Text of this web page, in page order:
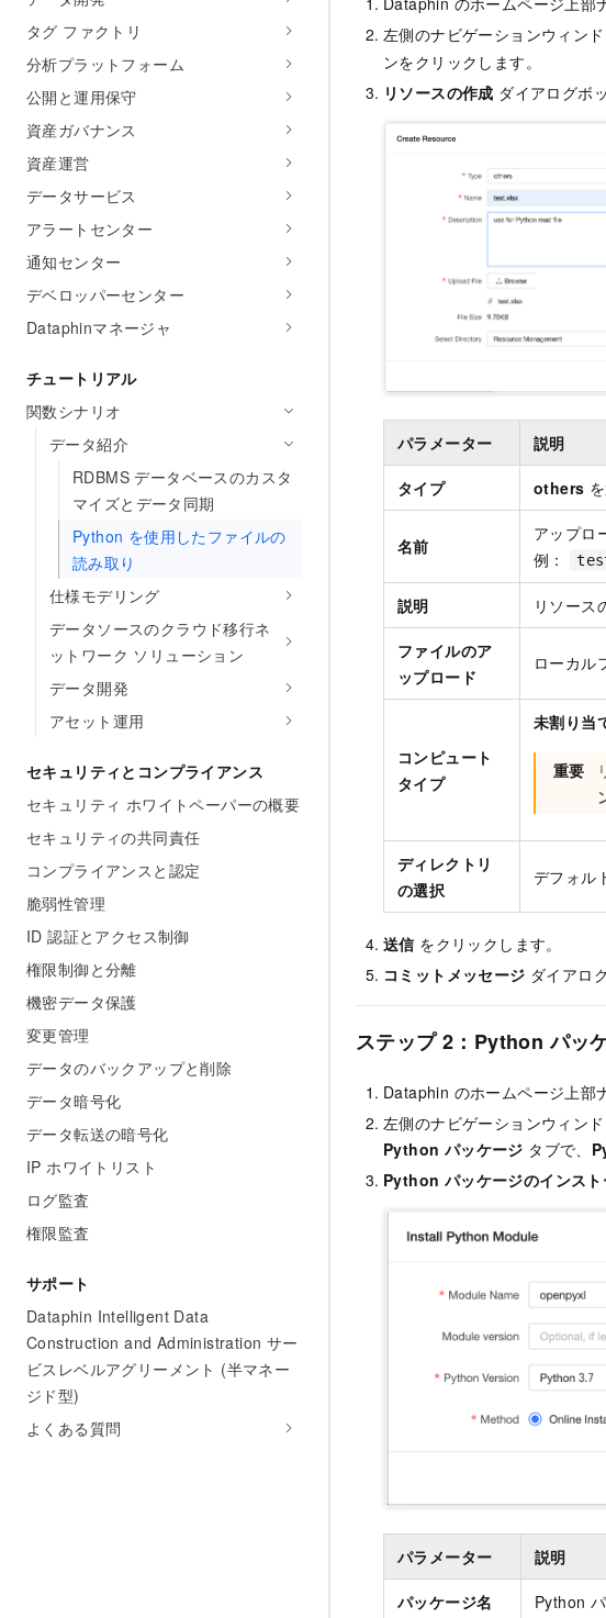
タグ ファクトリ
分析プラットフォーム
公開と運用保守
資産ガバナンス
資産運営
データサービス
アラートセンター
通知センター
デベロッパーセンター
Dataphinマネージャ
チュートリアル
関数シナリオ
データ紹介
RDBMS データベースのカスタ
マイズとデータ同期
Python を使用したファイルの
読み取り
仕様モデリング
データソースのクラウド移行ネ
ットワーク ソリューション
データ開発
アセット運用
セキュリティとコンプライアンス
セキュリティ ホワイトペーパーの概要
セキュリティの共同責任
コンプライアンスと認定
脆弱性管理
ID 認証とアクセス制御
権限制御と分離
機密データ保護
変更管理
データのバックアップと削除
データ暗号化
データ転送の暗号化
IP ホワイトリスト
ログ監査
権限監査
サポート
Dataphin Intelligent Data
Construction and Administration サー
ビスレベルアグリーメント (半マネー
ジド型)
よくある質問
左側のナビゲーションウィンド
ンをクリックします。
リソースの作成 ダイアログボ
パラメーター 説明
タイプ others
名前
アップロ
例：
説明 リソース
ファイルのア
ップロード
ローカル
コンピュート
タイプ
未割り当
重要
ディレクトリ
の選択
デフォル
送信をクリックします。
コミットメッセージ ダイアロ
ステップ 2：Python パッ
Dataphin のホームページ上部
左側のナビゲーションウィンド
Python パッケージ タブで、
Python パッケージのインスト
パラメーター 説明
パッケージ名 Python